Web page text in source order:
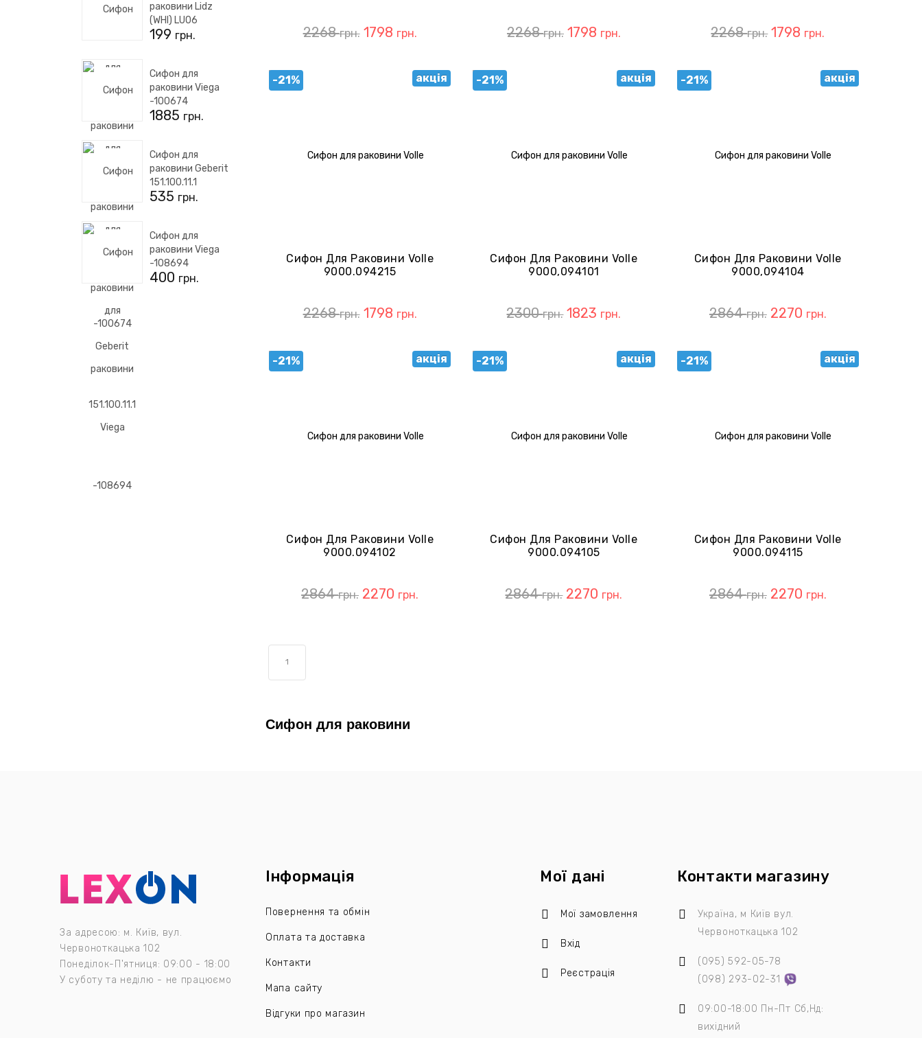
2268грн. 1798 грн. 2268грн. 1798 грн. 2268грн. 1798 грн.
-21% акція
Сифон Для Раковини Volle
9000.094215
2268грн. 1798 грн.
-21% акція
Сифон Для Раковини Volle
9000,094101
2300грн. 1823 грн.
-21% акція
Сифон Для Раковини Volle
9000,094104
2864грн. 2270 грн.
-21% акція
Сифон Для Раковини Volle
9000.094102
2864грн. 2270 грн.
-21% акція
Сифон Для Раковини Volle
9000.094105
2864грн. 2270 грн.
-21% акція
Сифон Для Раковини Volle
9000.094115
2864грн. 2270 грн.
1
Сифон для раковини
раковини Lidz
(WHI) LU06
199 грн.
Сифон для
раковини Viega
-100674
1885 грн.
Сифон для
раковини Geberit
151.100.11.1
535 грн.
Сифон для
раковини Viega
-108694
400 грн.
За адресою: м. Київ, вул.
Червоноткацька 102
Понеділок-П'ятниця: 09:00 - 18:00
У суботу та неділю - не працюємо
Інформація
Повернення та обмін
Оплата та доставка
Контакти
Мапа сайту
Відгуки про магазин
Мої дані
Мої замовлення
Вхід
Реєстрація
Контакти магазину
Україна, м Київ вул.
Червоноткацька 102
(095) 592-05-78
(098) 293-02-31
09:00-18:00 Пн-Пт Сб,Нд:
вихідний